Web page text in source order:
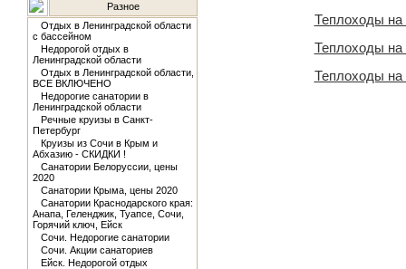
Разное
Отдых в Ленинградской области
с бассейном
Недорогой отдых в
Ленинградской области
Отдых в Ленинградской области,
ВСЕ ВКЛЮЧЕНО
Недорогие санатории в
Ленинградской области
Речные круизы в Санкт-
Петербург
Круизы из Сочи в Крым и
Абхазию - СКИДКИ !
Санатории Белоруссии, цены
2020
Санатории Крыма, цены 2020
Санатории Краснодарского края:
Анапа, Геленджик, Туапсе, Сочи,
Горячий ключ, Ейск
Сочи. Недорогие санатории
Сочи. Акции санаториев
Ейск. Недорогой отдых
Теплоходы
Теплоходы
Теплоходы